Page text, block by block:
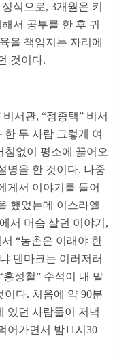
식으로, 3개월은 키
서 공부를 한 후 귀
을 책임지는 자리에
것이다.
서관, “정종택” 비서
한 두 사람 그렇게 여
침없이 평소에 끓어오
명을 한 것이다. 나중
게서 이야기를 들어
했었는데 이스라엘
서 머슴 살던 이야기,
“농촌은 이래야 한
덴마크는 이러저러
성철” 수석이 내 말
다. 처음에 약 90분
있던 사람들이 저녁
어가면서 밤11시30